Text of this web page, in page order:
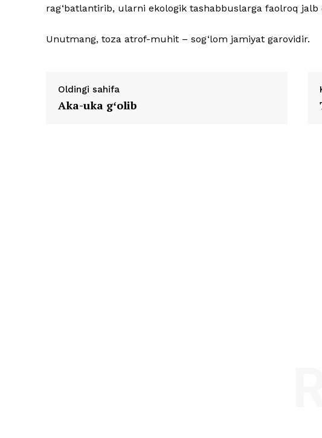
rag‘batlantirib, ularni ekologik tashabbuslarga faolroq
Unutmang, toza atrof-muhit – sog‘lom jamiyat garovidir.
Oldingi sahifa
Aka-uka gʻolib